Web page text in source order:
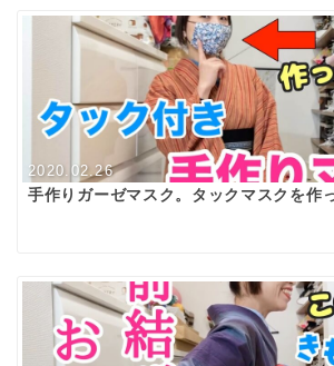
2020.02.26
手作りガーゼマスク。タックマスクを作